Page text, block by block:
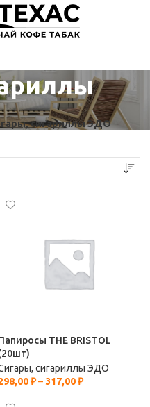
сигариллы ЭДО
THE BRISTOL
сигариллы ЭДО
₽– 317,00₽